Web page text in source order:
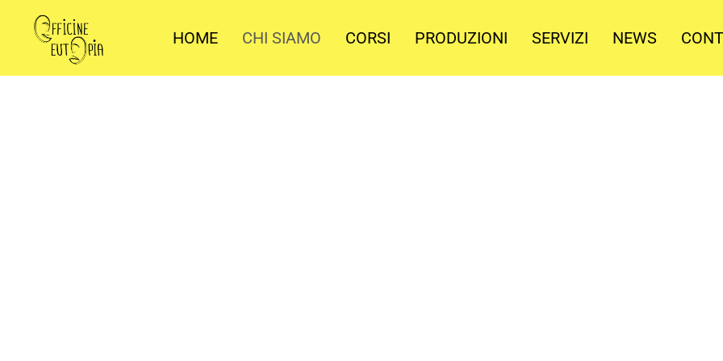
HOME CHI SIAMO CORSI PRODUZIONI SERVIZI NEWS